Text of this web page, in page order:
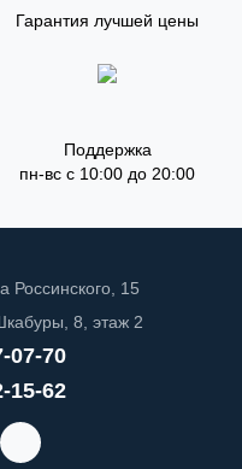
Гарантия лучшей цены
Поддержка
пн-вс с 10:00 до 20:00
Россинского, 15
8, этаж 2
07-70
15-62